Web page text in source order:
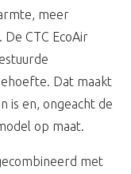
meer
CTC EcoAir
Dat maakt
is en, ongeacht de
op maat.
met